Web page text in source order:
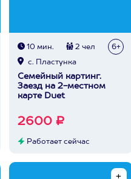
10 мин. 2 чел 6+
с. Пластунка
Семейный картинг.
Заезд на 2-местном
карте Duet
2600 ₽
Работает сейчас